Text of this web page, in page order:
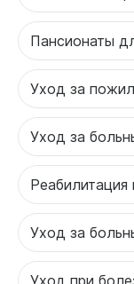
Пансионаты
Уход за
Уход за
Уход за
Уход при